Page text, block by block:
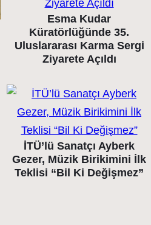
Esma Kudar
Küratörlüğünde 35.
Uluslararası Karma Sergi
Ziyarete Açıldı
İTÜ’lü Sanatçı Ayberk
Gezer, Müzik Birikimini İlk
Teklisi “Bil Ki Değişmez”